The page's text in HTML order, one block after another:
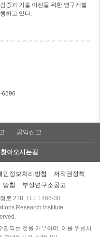
증과 기술 이전을 위한 연구개발
하고 있다.
6596
공익신고
찾아오시는길
인정보처리방침
저작권정책
방침
부설연구소공고
로 218, TEL 1466-38
Research Institute.
되는 것을 거부하며, 이를 위반시